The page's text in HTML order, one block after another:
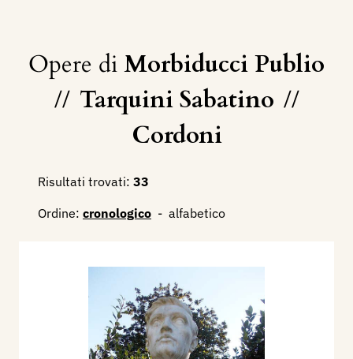
Opere diMorbiducci Publio
// Tarquini Sabatino //
Cordoni
Risultati trovati: 33
Ordine: cronologico - alfabetico